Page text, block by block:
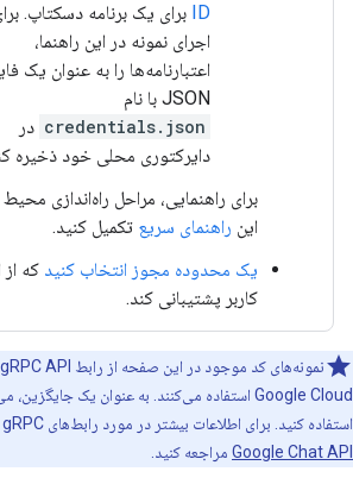
ID برای یک برنامه دسکتاپ.
اجرای نمونه در این راهنما،
اعتبارنامه‌ها را به عنوان یک
JSON با نام
credentials.json در
دایرکتوری محلی خود ذخیره
برای راهنمایی، مراحل راه‌اندازی
این راهنمای سریع تکمیل کنید.
یک محدوده مجوز انتخاب کنید که
کاربر پشتیبانی کند.
استفاده کنید. برای اطلاعات بیشتر در مورد رابط‌های gRPC و REST، به
Google Chat API مراجعه کنید.